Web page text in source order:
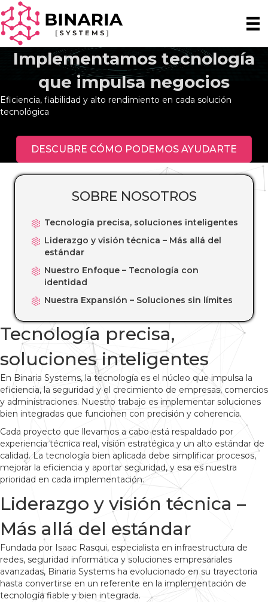
Implementamos tecnología
que impulsa negocios
Eficiencia, fiabilidad y alto rendimiento en cada solución
tecnológica
DESCUBRE CÓMO PODEMOS AYUDARTE
SOBRE NOSOTROS
Tecnología precisa, soluciones inteligentes
Liderazgo y visión técnica – Más allá del
estándar
Nuestro Enfoque – Tecnología con
identidad
Nuestra Expansión – Soluciones sin límites
Tecnología precisa,
soluciones inteligentes
En Binaria Systems, la tecnología es el núcleo que impulsa la
eficiencia, la seguridad y el crecimiento de empresas, comercios
y administraciones. Nuestro trabajo es implementar soluciones
bien integradas que funcionen con precisión y coherencia.
Cada proyecto que llevamos a cabo está respaldado por
experiencia técnica real, visión estratégica y un alto estándar de
calidad. La tecnología bien aplicada debe simplificar procesos,
mejorar la eficiencia y aportar seguridad, y esa es nuestra
prioridad en cada implementación.
Liderazgo y visión técnica –
Más allá del estándar
Fundada por Isaac Rasqui, especialista en infraestructura de
redes, seguridad informática y soluciones empresariales
avanzadas, Binaria Systems ha evolucionado en su trayectoria
hasta convertirse en un referente en la implementación de
tecnología fiable y bien integrada.